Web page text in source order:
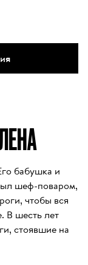
бабушка и
шеф-поваром,
чтобы вся
В шесть лет
стоявшие на